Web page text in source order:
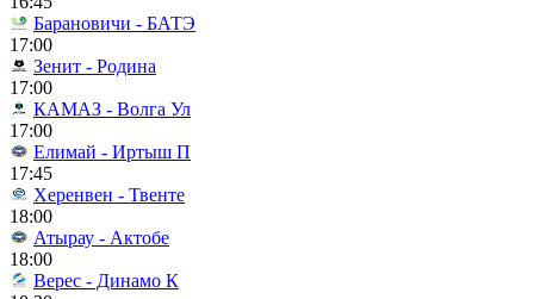
Барановичи - БАТЭ
17:00
Зенит - Родина
17:00
КАМАЗ - Волга Ул
17:00
Елимай - Иртыш П
17:45
Херенвен - Твенте
18:00
Атырау - Актобе
18:00
Верес - Динамо К